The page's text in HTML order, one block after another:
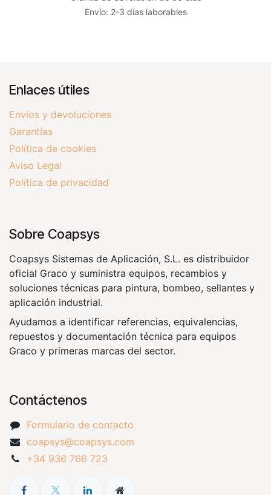
Envío: 2-3 días laborables
Enlaces útiles
Envíos y devoluciones
Garantías
Política de cookies
Aviso Legal
Política de privacidad
Sobre Coapsys
Coapsys Sistemas de Aplicación, S.L. es distribuidor
oficial Graco y suministra equipos, recambios y
soluciones técnicas para pintura, bombeo, sellantes y
aplicación industrial.
Ayudamos a identificar referencias, equivalencias,
repuestos y documentación técnica para equipos
Graco y primeras marcas del sector.
Contáctenos
Formulario de contacto
coapsys@coapsys.com
+34 936 766 723